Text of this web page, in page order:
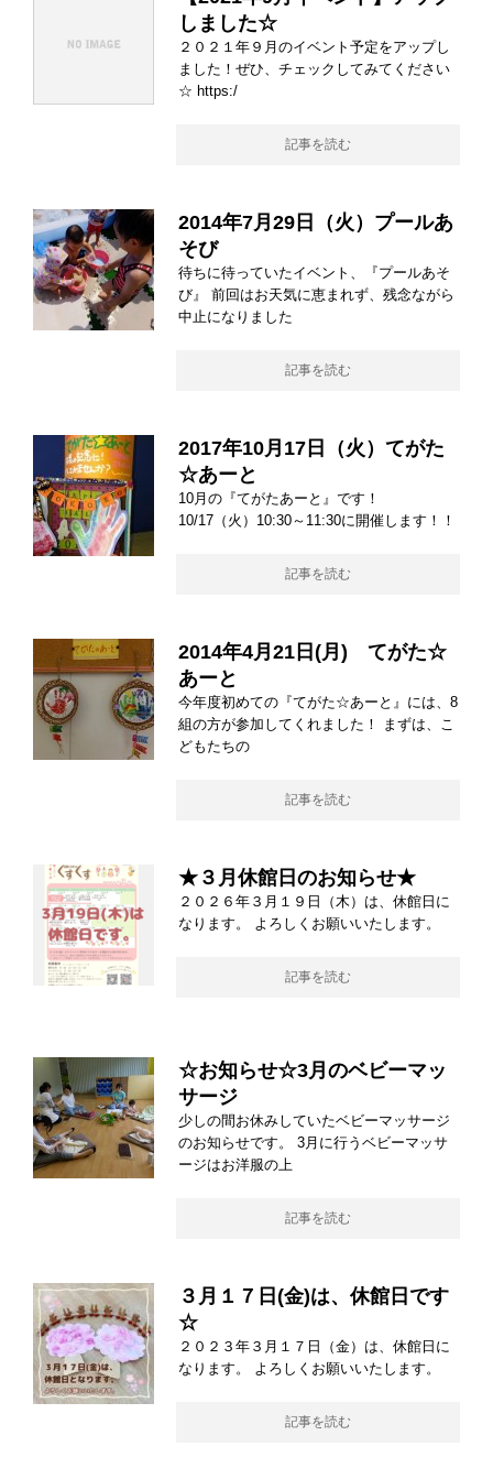
しました☆
２０２１年９月のイベント予定をアップし
ました！ぜひ、チェックしてみてください
☆ https:/
記事を読む
2014年7月29日（火）プールあ
そび
待ちに待っていたイベント、『プールあそ
び』 前回はお天気に恵まれず、残念ながら
中止になりました
記事を読む
2017年10月17日（火）てがた
☆あーと
10月の『てがたあーと』です！
10/17（火）10:30～11:30に開催します！！
記事を読む
2014年4月21日(月) てがた☆
あーと
今年度初めての『てがた☆あーと』には、8
組の方が参加してくれました！ まずは、こ
どもたちの
記事を読む
★３月休館日のお知らせ★
２０２６年３月１９日（木）は、休館日に
なります。 よろしくお願いいたします。
記事を読む
☆お知らせ☆3月のベビーマッ
サージ
少しの間お休みしていたベビーマッサージ
のお知らせです。 3月に行うベビーマッサ
ージはお洋服の上
記事を読む
３月１７日(金)は、休館日です
☆
２０２３年３月１７日（金）は、休館日に
なります。 よろしくお願いいたします。
記事を読む